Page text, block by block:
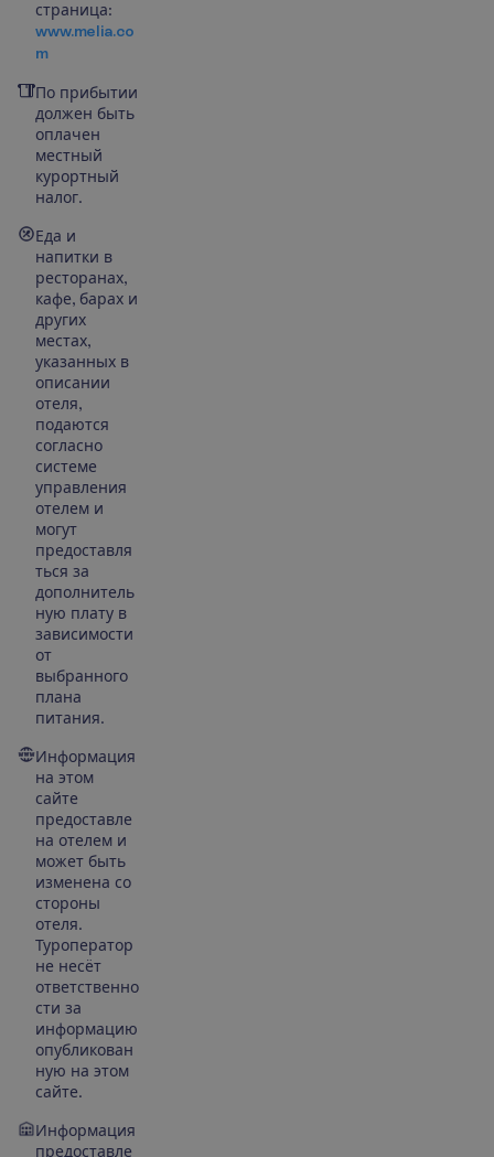
страница:
www.melia.co
m
По прибытии
должен быть
оплачен
местный
курортный
налог.
Еда и
напитки в
ресторанах,
кафе, барах и
других
местах,
указанных в
описании
отеля,
подаются
согласно
системе
управления
отелем и
могут
предоставля
ться за
дополнитель
ную плату в
зависимости
от
выбранного
плана
питания.
Информация
на этом
сайте
предоставле
на отелем и
может быть
изменена со
стороны
отеля.
Туроператор
не несёт
ответственно
сти за
информацию
опубликован
ную на этом
сайте.
Информация
предоставле